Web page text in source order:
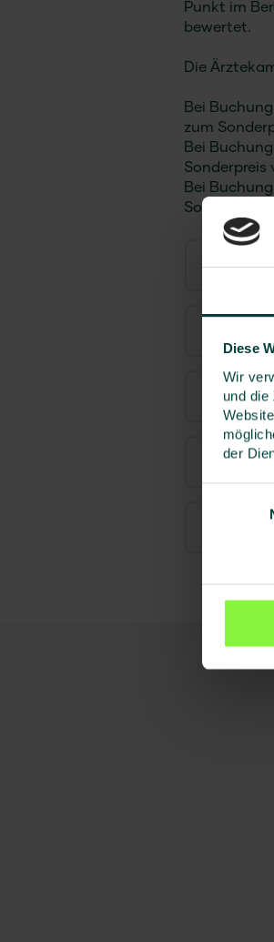
Diese
Wir
und die
der
Punkt im
bewertet.
Die
Bei
zum
Bei
Sonderpreis
Bei
Sonderpreis